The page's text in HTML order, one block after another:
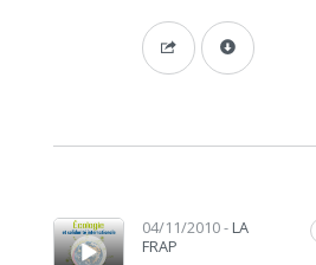
Lecteur audio 04/11/2010- LA
FRAP